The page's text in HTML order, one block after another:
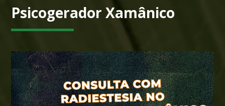
Psicogerador Xamânico